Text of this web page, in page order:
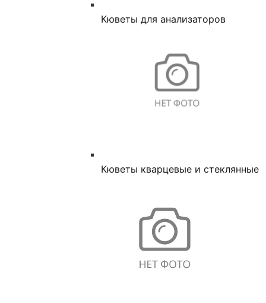
Кюветы для анализаторов
Кюветы кварцевые и стеклянные